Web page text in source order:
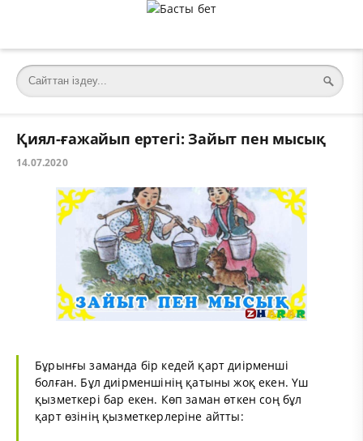
Қиял-ғажайып ертегі: Зайыт пен мысық
14.07.2020
Бұрынғы заманда бір кедей қарт диірменші
болған. Бұл диірменшінің қатыны жоқ екен. Үш
қызметкері бар екен. Көп заман өткен соң бұл
қарт өзінің қызметкерлеріне айтты: